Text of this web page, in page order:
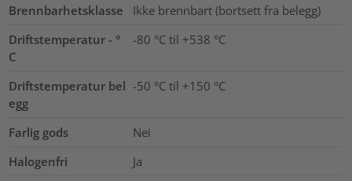
Brennbarhetsklasse
Ikke brennbart (bortsett fra belegg)
Driftstemperatur - °
C
-80 °C til +538 °C
Driftstemperatur bel
egg
-50 °C til +150 °C
Farlig gods
Nei
Halogenfri
Ja